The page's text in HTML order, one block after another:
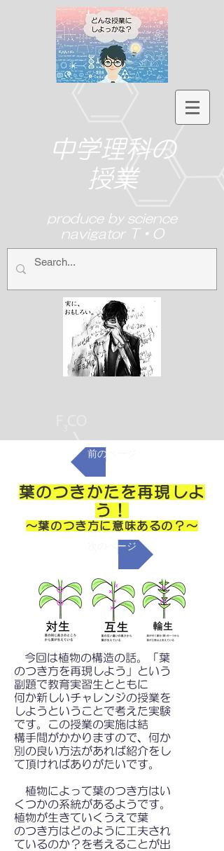
中学理科の
授業
produce by science
navigator T・O
前のページ
葉のつきかたを再現しよ
う！
～葉のつき方に意味あるの？～
次のページ
今回は植物の構造の話。「葉
のつき方を再現しよう」という
副題で教育実習生とともに
何か新しいチャレンジの授業を
しようということで考えた実験
です。この授業の実施は結
構手間がかかりますので、何か
別の良い方法があれば紹介をし
て頂ければありがたいです。
植物によって葉のつき方はい
くつかの系統があるようです。
植物が生きていくうえで葉
のつき方はどのように工夫され
ているのか？を考えることが出